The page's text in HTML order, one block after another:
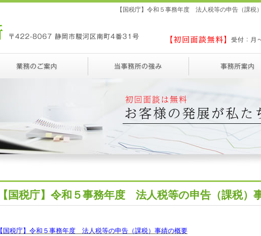
【国税庁】令和５事務年度 法人税等の申告（課税
【国税庁】令和５事務年度 法人税等の申告（課税）
【国税庁】令和５事務年度 法人税等の申告（課税）事績の概要